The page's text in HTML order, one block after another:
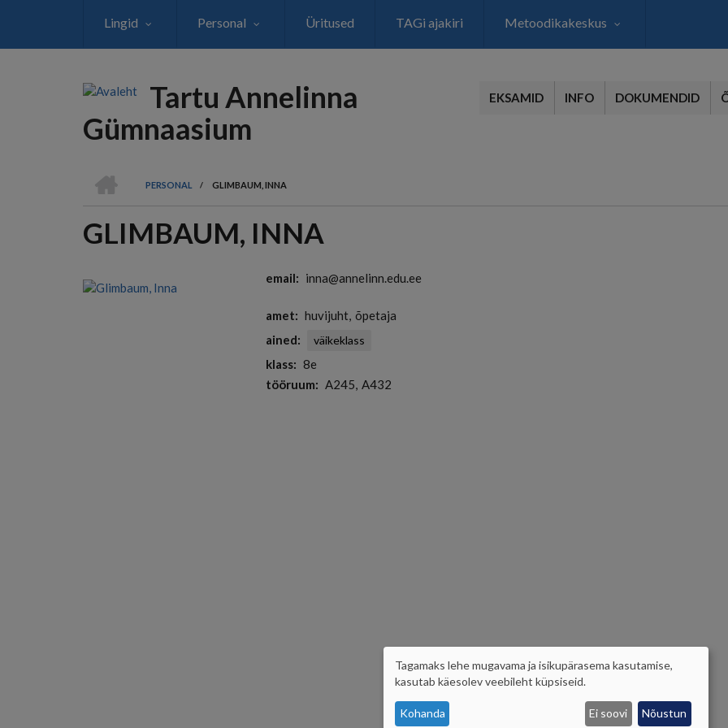
Lingid Personal Üritused TAGi ajakiri Metoodikakeskus
Tartu Annelinna
Gümnaasium
EKSAMID INFO DOKUMENDID
LEIVAPURU
PERSONAL
/ GLIMBAUM, INNA
GLIMBAUM, INNA
email inna@annelinn.edu.ee
amet huvijuht õpetaja
ained
väikeklass
klass
8e
tööruum
A245 A432
ISIKUANDMETE
JA
Tagamaks lehe mugavama ja isikupärasema kasutamise,
kasutab käesolev veebileht küpsiseid.
Kohanda Ei soovi Nõustun